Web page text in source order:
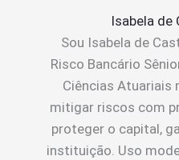
Isabela de
Sou Isabela de
Risco Bancário
Ciências Atuariais
mitigar riscos com
proteger o capital,
instituição. Uso